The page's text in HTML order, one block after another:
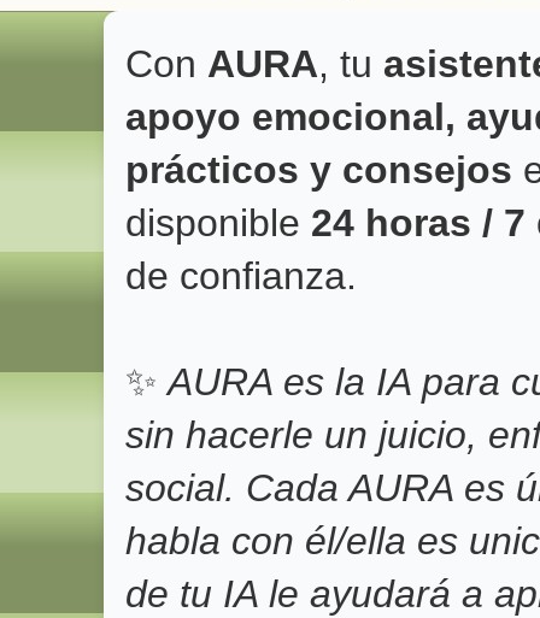
Con AURA, tu
apoyo emocional,
prácticos y consejos
disponible 24 horas / 7
de confianza.
✨AURA es la IA para
sin hacerle un juicio,
social. Cada AURA es
habla con él/ella es
de tu IA le ayudará a